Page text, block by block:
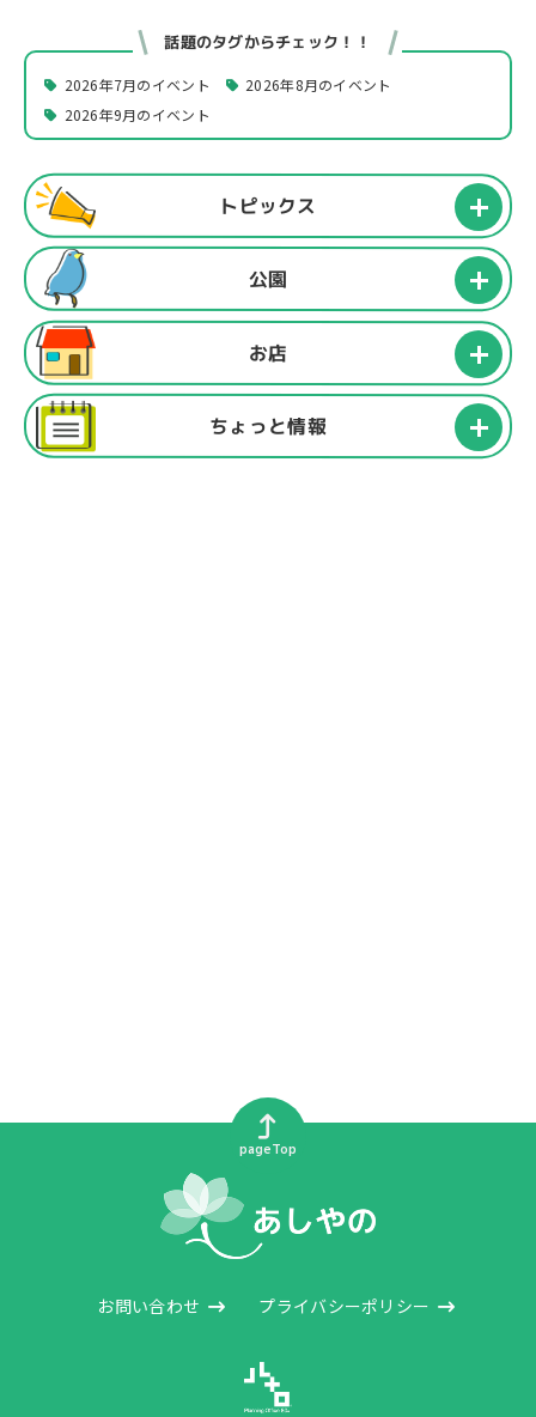
話題のタグからチェック！！
2026年7月のイベント
2026年8月のイベント
2026年9月のイベント
トピックス
公園
お店
ちょっと情報
お問い合わせ プライバシーポリシー
pageTop